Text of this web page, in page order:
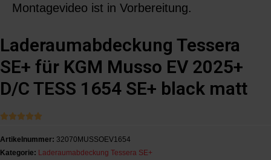
Montagevideo ist in Vorbereitung.
Laderaumabdeckung Tessera
SE+ für KGM Musso EV 2025+
D/C TESS 1654 SE+ black matt

Artikelnummer: 32070MUSSOEV1654
Kategorie: Laderaumabdeckung Tessera SE+